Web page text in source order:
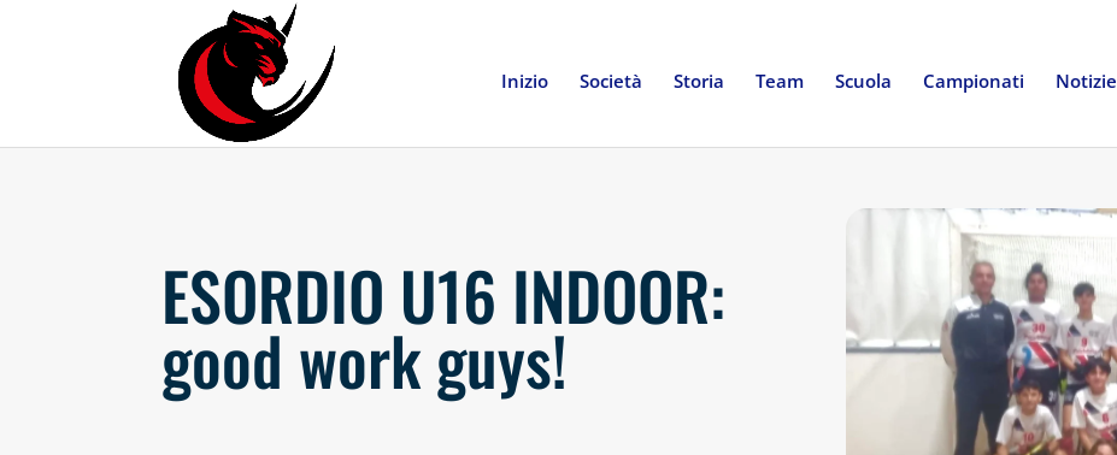
Inizio Società Storia Team Scuola Campionati Notizie
ESORDIO U16 INDOOR:
good work guys!